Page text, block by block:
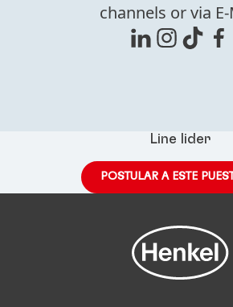
channels or via
Line lider
POSTULAR A ESTE